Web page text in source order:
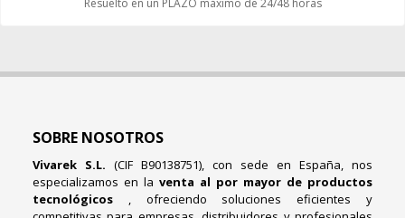
SOBRE NOSOTROS
Vivarek S.L. (CIF B90138751), con sede en España, nos
especializamos en la venta al por mayor de productos
tecnológicos , ofreciendo soluciones eficientes y